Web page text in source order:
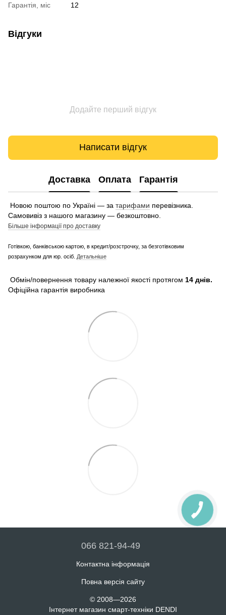
Гарантія, міс 12
Відгуки
Додайте перший відгук
Написати відгук
Доставка Оплата Гарантія
Новою поштою по Україні — за тарифами перевізника.
Самовивіз з нашого магазину — безкоштовно.
Більше інформації про доставку
Готівкою, банківською картою, в кредит/розстрочку, за безготівковим
розрахунком для юр. осіб. Детальніше
Обмін/повернення товару належної якості протягом 14 днів.
Офіційна гарантія виробника
066 821-94-49
Контактна інформація
Повна версія сайту
© 2008—2026
Інтернет магазин смарт-техніки DENDI